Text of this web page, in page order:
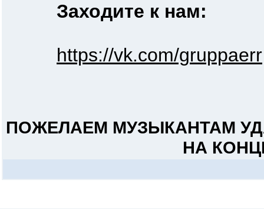
Заходите к нам:
https://vk.com/gruppaerr
ПОЖЕЛАЕМ МУЗЫКАНТАМ
НА